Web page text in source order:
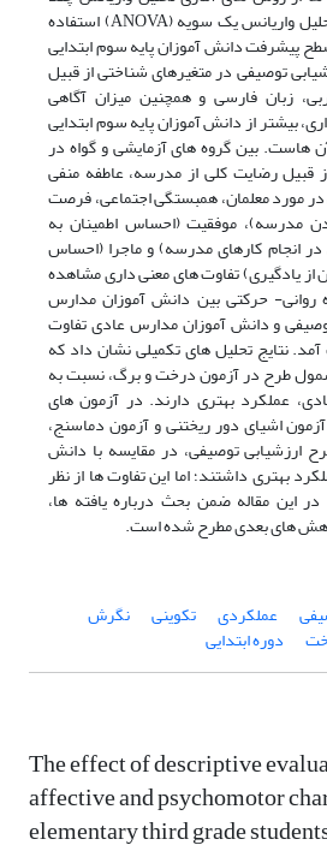
متغیری (MANOVA) و تحلیل واریانس یک سویه (ANOVA) استفاده
پیشرفت دانش آموزان پایه سوم ابتدایی
توصیفی در متغیرهای شناختی از قبیل
زبان فارسی و همچنین میزان آگاهی
بیشتر از دانش آموزان پایه سوم ابتدایی
بین گروه های آزمایشی و گواه در
قبیل رضایت کلی از مدرسه، عاطفه منفی
مورد معلمان، همبستگی اجتماعی، فرصت
مدرسه)، موفقیت (احساس اطمینان به
در انجام کارهای مدرسه) و ماجرا (احساس
یادگیری) تفاوت های معنی داری مشاهده
روانی- حرکتی بین دانش آموزان مدارس
و دانش آموزان مدارس عادی تفاوت
نتایج تحلیل های تکمیلی نشان داد که
طرح در آزمون درخت و برگ، نسبت به
عملکرد بهتری دارند. در آزمون های
اشیای دور ریختنی و آزمون دماسنج،
ارزشیابی توصیفی، در مقایسه با دانش
بهتری داشتند؛ اما این تفاوت ها از نظر
این مقاله ضمن بحث درباره یافته ها،
های بعدی مطرح شده است.
عملکردی تکوینی نگرش
دوره ابتدایی
The effect of descriptive
affective and psychomotor
elementary third grade